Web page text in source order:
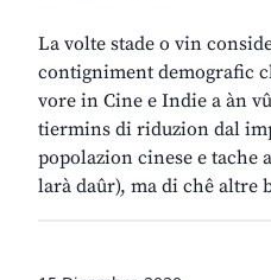
La volte stade o vin
contigniment demografic
vore in Cine e Indie a àn
tiermins di riduzion dal
popolazion cinese e tache
larà daûr), ma di chê altre